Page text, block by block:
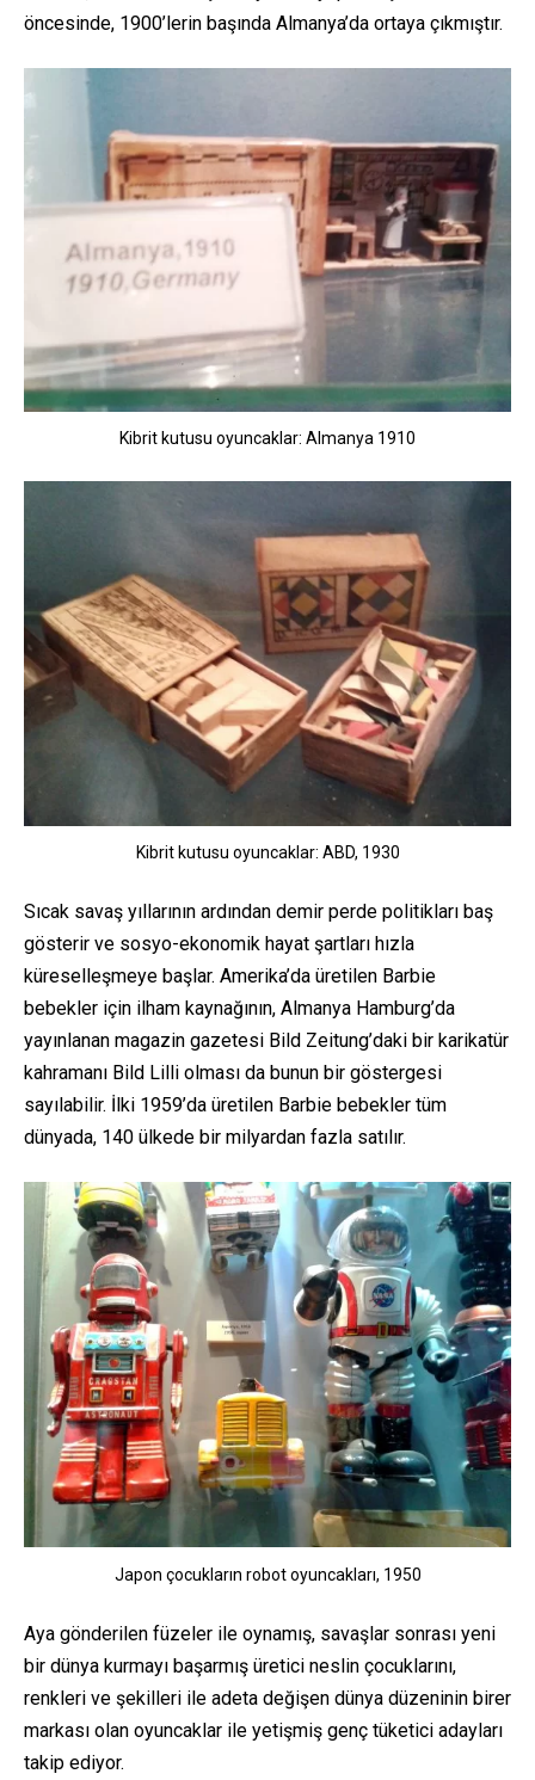
öncesinde, 1900’lerin başında Almanya’da ortaya çıkmıştır.
Kibrit kutusu oyuncaklar: Almanya 1910
Kibrit kutusu oyuncaklar: ABD, 1930
Sıcak savaş yıllarının ardından demir perde politikları baş
gösterir ve sosyo-ekonomik hayat şartları hızla
küreselleşmeye başlar. Amerika’da üretilen Barbie
bebekler için ilham kaynağının, Almanya Hamburg’da
yayınlanan magazin gazetesi Bild Zeitung’daki bir karikatür
kahramanı Bild Lilli olması da bunun bir göstergesi
sayılabilir. İlki 1959’da üretilen Barbie bebekler tüm
dünyada, 140 ülkede bir milyardan fazla satılır.
Japon çocukların robot oyuncakları, 1950
Aya gönderilen füzeler ile oynamış, savaşlar sonrası yeni
bir dünya kurmayı başarmış üretici neslin çocuklarını,
renkleri ve şekilleri ile adeta değişen dünya düzeninin birer
markası olan oyuncaklar ile yetişmiş genç tüketici adayları
takip ediyor.